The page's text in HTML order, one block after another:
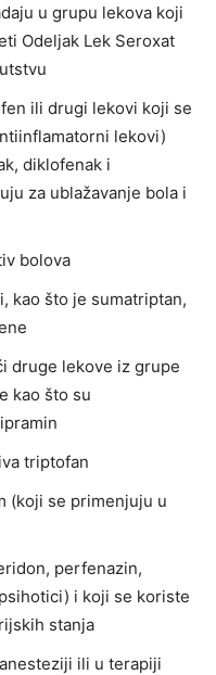
u grupu lekova koji
Odeljak Lek Seroxat
ili drugi lekovi koji se
lekovi)
diklofenak i
za ublažavanje bola i
bolova
kao što je sumatriptan,
druge lekove iz grupe
kao što su
triptofan
(koji se primenjuju u
perfenazin,
i koji se koriste
stanja
ili u terapiji